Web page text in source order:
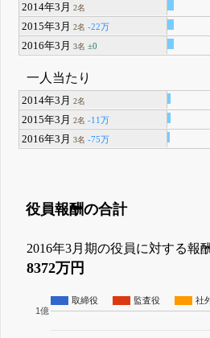
2014年3月2名
2015年3月2名 -22万
2016年3月3名 ±0
一人当たり
2014年3月2名
2015年3月2名 -11万
2016年3月3名 -75万
役員報酬の合計
2016年3月期の役員に対する報
8372万円
取締役 監査役 社
1億